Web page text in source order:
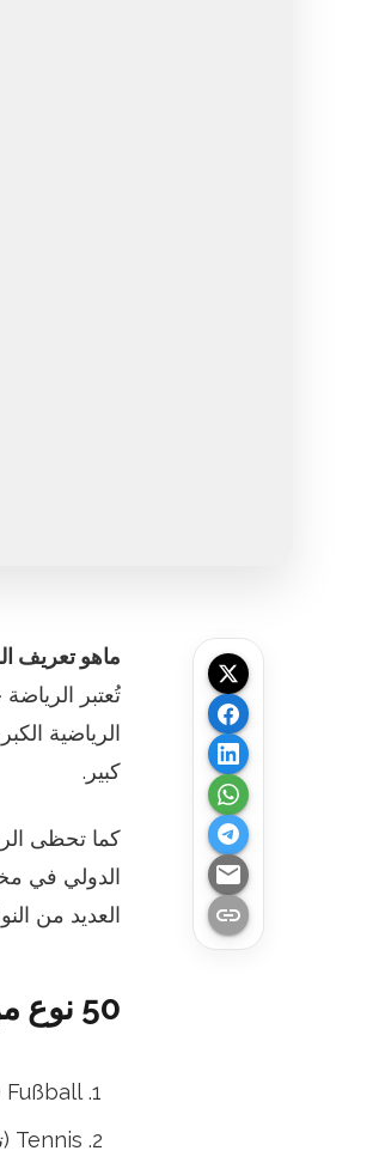
email
link
ماهو تعريف
تُعتبر
كبير.
كما تحظى
الدولي في
العديد من
50 نوع من انواع الرياضة بالالمانية
Fußball (كرة القدم)
Tennis (تنس)